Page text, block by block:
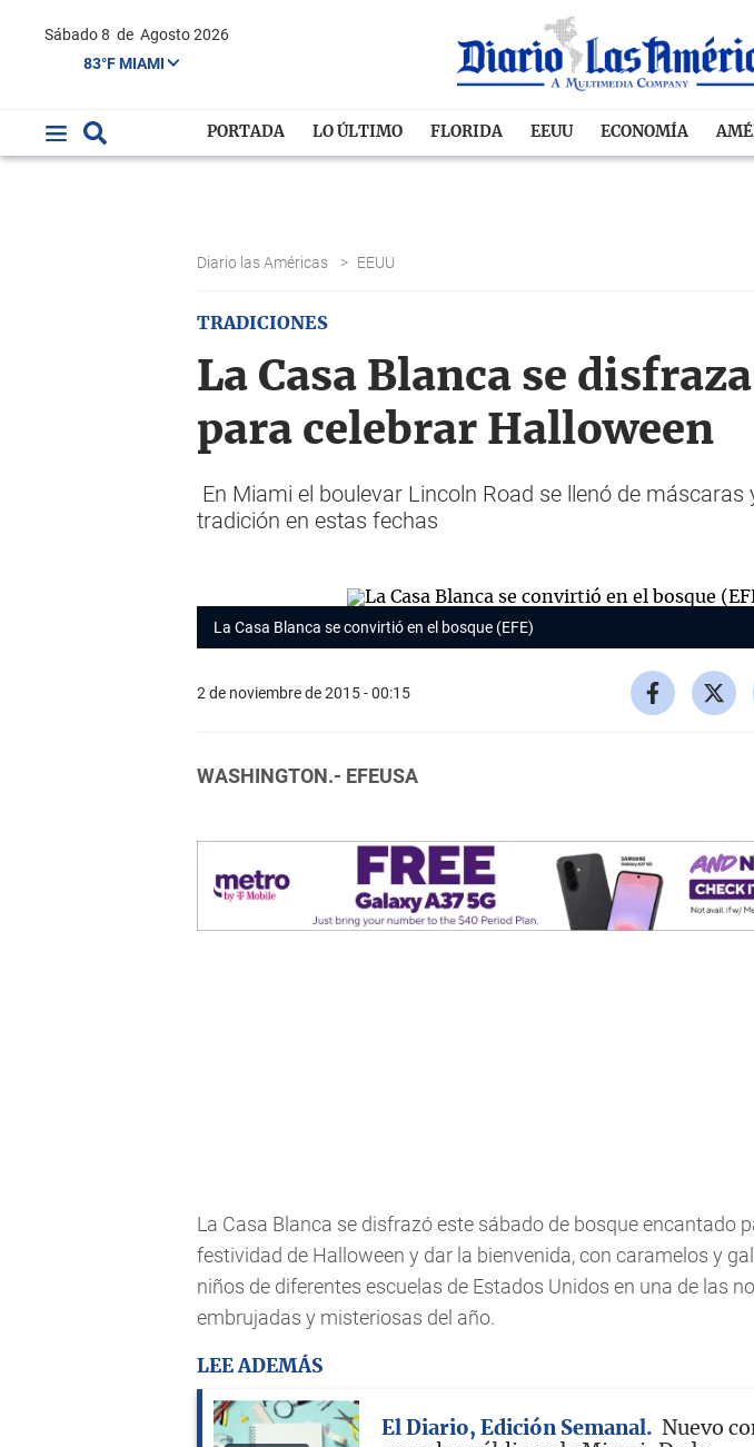
Sábado 8 de Agosto 2026
83°F MIAMI
PORTADA LO ÚLTIMO FLORIDA EEUU ECONOMÍA
Diario las Américas > EEUU
TRADICIONES
La Casa Blanca se
para celebrar Halloween
En Miami el boulevar Lincoln Road se llenó de
tradición en estas fechas
La Casa Blanca se convirtió en el bosque (EFE)
2 de noviembre de 2015 - 00:15
WASHINGTON.- EFEUSA
La Casa Blanca se disfrazó este sábado de bosque encantado
festividad de Halloween y dar la bienvenida, con caramelos y
niños de diferentes escuelas de Estados Unidos en una de las
embrujadas y misteriosas del año.
LEE ADEMÁS
El Diario, Edición Semanal
Nuevo